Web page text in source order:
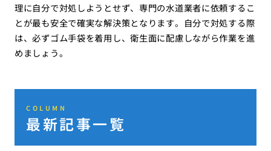
理に自分で対処しようとせず、専門の水道業者に依頼するこ
とが最も安全で確実な解決策となります。自分で対処する際
は、必ずゴム手袋を着用し、衛生面に配慮しながら作業を進
めましょう。
COLUMN
最新記事一覧